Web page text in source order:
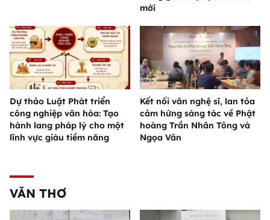
mới
Dự thảo Luật Phát triển
công nghiệp văn hóa: Tạo
hành lang pháp lý cho một
lĩnh vực giàu tiềm năng
Kết nối văn nghệ sĩ, lan tỏa
cảm hứng sáng tác về Phật
hoàng Trần Nhân Tông và
Ngọa Vân
VĂN THƠ